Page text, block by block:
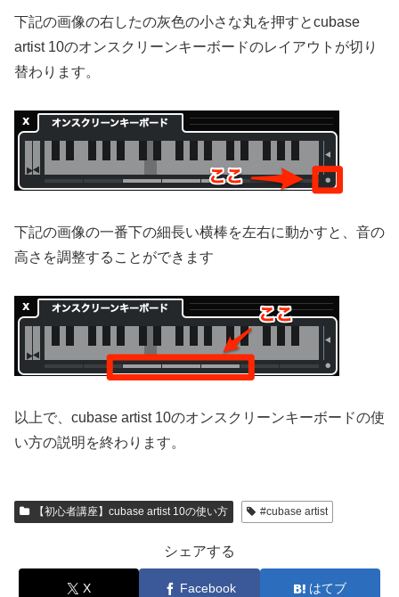
下記の画像の右したの灰色の小さな丸を押すとcubase
artist 10のオンスクリーンキーボードのレイアウトが切り
替わります。
下記の画像の一番下の細長い横棒を左右に動かすと、音の
高さを調整することができます
以上で、cubase artist 10のオンスクリーンキーボードの使
い方の説明を終わります。
【初心者講座】cubase artist 10の使い方 #cubase artist
シェアする
X Facebook はてブ